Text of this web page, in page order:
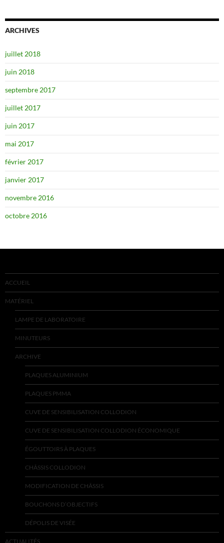
ARCHIVES
juillet 2018
juin 2018
septembre 2017
juillet 2017
juin 2017
mai 2017
février 2017
janvier 2017
novembre 2016
octobre 2016
ACCUEIL
MATÉRIEL
LAMPE DE LABORATOIRE
MINUTEURS
ARCHIVE
PLAQUES ALUMINIUM
PLAQUES PMMA
CUVE DE SENSIBILISATION COLLODION
CUVE DE SENSIBILISATION COLLODION ÉCONOMIQUE
ÉGOUTTOIRS À PLAQUES
CHÂSSIS COLLODION
MODIFICATION DE CHÂSSIS
BOUCHONS D’OBJECTIFS
DÉPOLIS DE VISÉE
ACTUALITÉS